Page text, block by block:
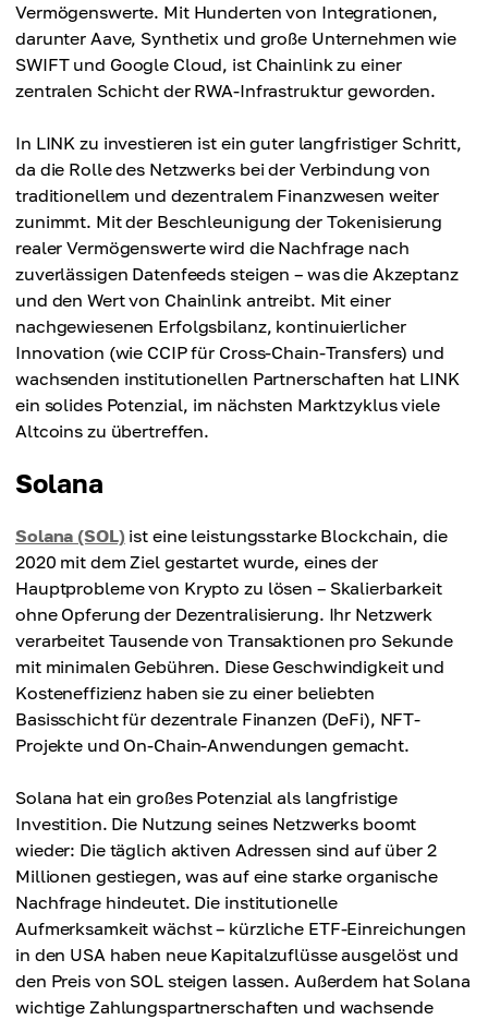
Vermögenswerte. Mit Hunderten von Integrationen,
darunter Aave, Synthetix und große Unternehmen wie
SWIFT und Google Cloud, ist Chainlink zu einer
zentralen Schicht der RWA-Infrastruktur geworden.
In LINK zu investieren ist ein guter langfristiger Schritt,
da die Rolle des Netzwerks bei der Verbindung von
traditionellem und dezentralem Finanzwesen weiter
zunimmt. Mit der Beschleunigung der Tokenisierung
realer Vermögenswerte wird die Nachfrage nach
zuverlässigen Datenfeeds steigen – was die Akzeptanz
und den Wert von Chainlink antreibt. Mit einer
nachgewiesenen Erfolgsbilanz, kontinuierlicher
Innovation (wie CCIP für Cross-Chain-Transfers) und
wachsenden institutionellen Partnerschaften hat LINK
ein solides Potenzial, im nächsten Marktzyklus viele
Altcoins zu übertreffen.
Solana
Solana (SOL) ist eine leistungsstarke Blockchain, die
2020 mit dem Ziel gestartet wurde, eines der
Hauptprobleme von Krypto zu lösen – Skalierbarkeit
ohne Opferung der Dezentralisierung. Ihr Netzwerk
verarbeitet Tausende von Transaktionen pro Sekunde
mit minimalen Gebühren. Diese Geschwindigkeit und
Kosteneffizienz haben sie zu einer beliebten
Basisschicht für dezentrale Finanzen (DeFi), NFT-
Projekte und On-Chain-Anwendungen gemacht.
Solana hat ein großes Potenzial als langfristige
Investition. Die Nutzung seines Netzwerks boomt
wieder: Die täglich aktiven Adressen sind auf über 2
Millionen gestiegen, was auf eine starke organische
Nachfrage hindeutet. Die institutionelle
Aufmerksamkeit wächst – kürzliche ETF-Einreichungen
in den USA haben neue Kapitalzuflüsse ausgelöst und
den Preis von SOL steigen lassen. Außerdem hat Solana
wichtige Zahlungspartnerschaften und wachsende